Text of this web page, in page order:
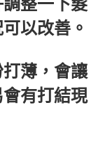
整一下髮
以改善。
薄，會讓
有打結現